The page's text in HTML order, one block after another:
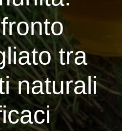
tra
naturali